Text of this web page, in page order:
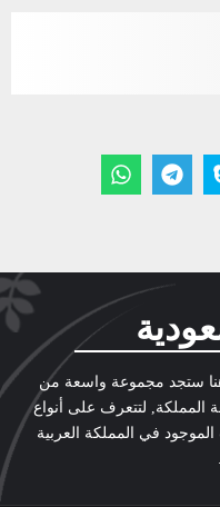
ستجد مجموعة واسعة من
المملكة, لتتعرف على أنواع
الموجود في المملكة العربية